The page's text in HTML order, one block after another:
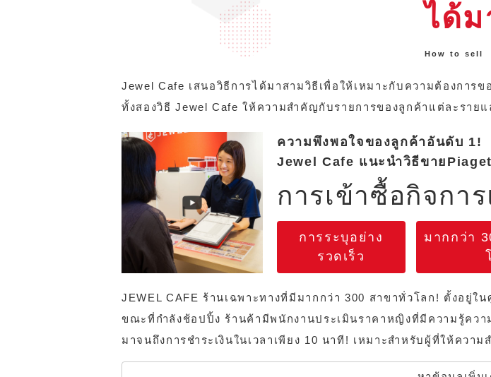
ได้ม
How to sell
Jewel Cafe เสนอวิธีการได้มาสามวิธีเพื่อให้เหมาะกับความต้องการข
ทั้งสองวิธี Jewel Cafe ให้ความสำคัญกับรายการของลูกค้าแต่ละราย
ความพึงพอใจของลูกค้าอันดับ 1!
Jewel Cafe แนะนำวิธีขาย
การเข้าซื้อกิจกา
การระบุอย่าง
รวดเร็ว
มากกว่า
JEWEL CAFE ร้านเฉพาะทางที่มีมากกว่า 300 สาขาทั่วโลก! ตั้งอ
ขณะที่กำลังช้อปปิ้ง ร้านค้ามีพนักงานประเมินราคาหญิงที่มีความรู้ควา
มาจนถึงการชำระเงินในเวลาเพียง 10 นาที! เหมาะสำหรับผู้ที่ให้ควา